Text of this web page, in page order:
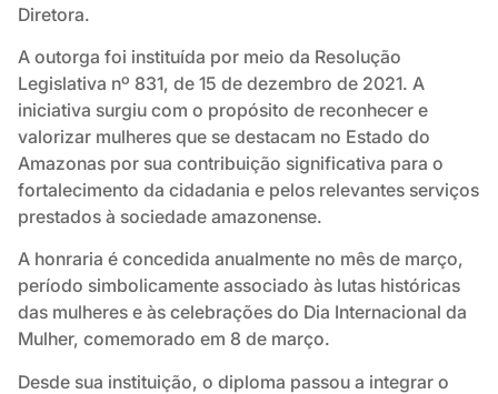
Diretora.
A outorga foi instituída por meio da Resolução
Legislativa nº 831, de 15 de dezembro de 2021. A
iniciativa surgiu com o propósito de reconhecer e
valorizar mulheres que se destacam no Estado do
Amazonas por sua contribuição significativa para o
fortalecimento da cidadania e pelos relevantes serviços
prestados à sociedade amazonense.
A honraria é concedida anualmente no mês de março,
período simbolicamente associado às lutas históricas
das mulheres e às celebrações do Dia Internacional da
Mulher, comemorado em 8 de março.
Desde sua instituição, o diploma passou a integrar o